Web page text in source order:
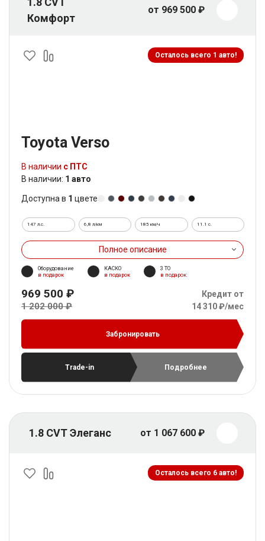
Комфорт
от 969 500 ₽
Осталось всего 1 авто!
Toyota Verso
В наличии с ПТС
В наличии: 1 авто
Доступна в 1 цвете
147 л.с. 6,8 л/км 185 км/ч 11.1 c.
Полное описание
Оборудование
в подарок
КАСКО
в подарок
3 ТО
в подарок
969 500 ₽
1 202 000 ₽
Кредит от
14 310 ₽/мес
Забронировать
Trade-in Подробнее
1.8 CVT Элеганс от 1 067 600 ₽
Осталось всего 6 авто!